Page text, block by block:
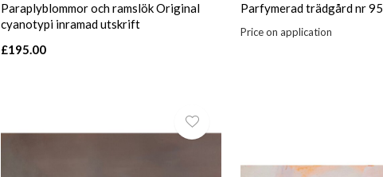
Paraplyblommor och ramslök Original
cyanotypi inramad utskrift
£195.00
Parfymerad trädgård nr 95
Price on application